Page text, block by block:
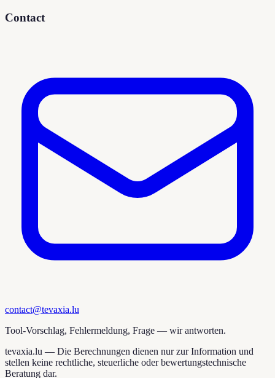
Contact
contact@tevaxia.lu
Tool-Vorschlag, Fehlermeldung, Frage — wir antworten.
tevaxia.lu — Die Berechnungen dienen nur zur Information und
stellen keine rechtliche, steuerliche oder bewertungstechnische
Beratung dar.